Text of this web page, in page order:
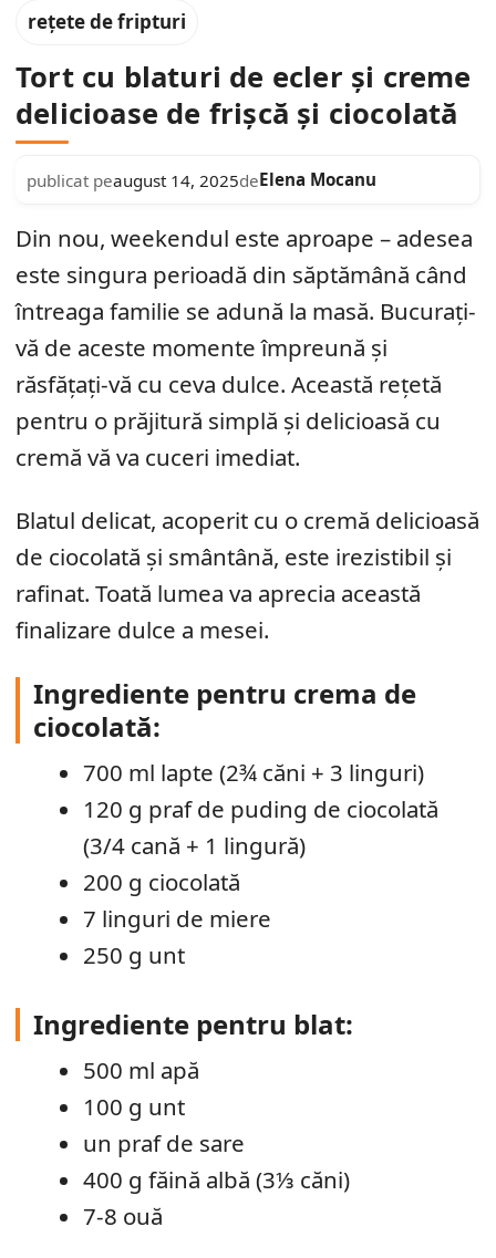
rețete de fripturi
Tort cu blaturi de ecler și creme
delicioase de frișcă și ciocolată
publicat peaugust 14, 2025deElena Mocanu
Din nou, weekendul este aproape – adesea
este singura perioadă din săptămână când
întreaga familie se adună la masă. Bucurați-
vă de aceste momente împreună și
răsfățați-vă cu ceva dulce. Această rețetă
pentru o prăjitură simplă și delicioasă cu
cremă vă va cuceri imediat.
Blatul delicat, acoperit cu o cremă delicioasă
de ciocolată și smântână, este irezistibil și
rafinat. Toată lumea va aprecia această
finalizare dulce a mesei.
Ingrediente pentru crema de
ciocolată:
700 ml lapte (2¾ căni + 3 linguri)
120 g praf de puding de ciocolată
(3/4 cană + 1 lingură)
200 g ciocolată
7 linguri de miere
250 g unt
Ingrediente pentru blat:
500 ml apă
100 g unt
un praf de sare
400 g făină albă (3⅓ căni)
7-8 ouă